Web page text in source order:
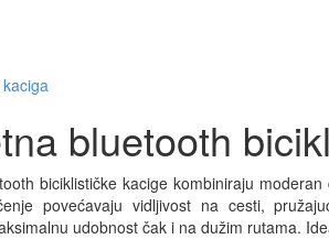
bluetooth
biciklističke kacige kombiniraju
povećavaju vidljivost na cesti,
udobnost čak i na dužim rutama.